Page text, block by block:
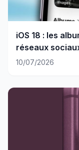
iOS 18 : les
réseaux
10/07/2026